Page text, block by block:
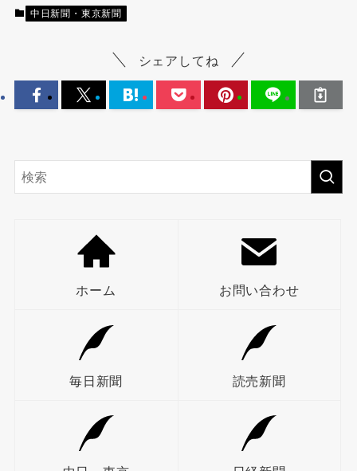
中日新聞・東京新聞
シェアしてね
ホーム お問い合わせ
毎日新聞 読売新聞